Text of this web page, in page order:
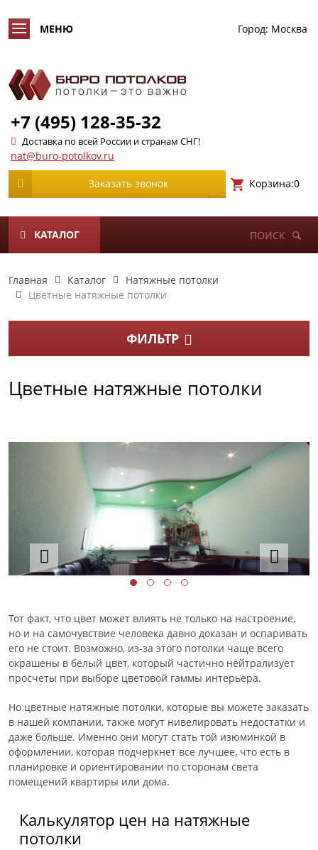
Город: Москва
+7 (495) 128-35-32
Доставка по всей России и странам СНГ!
nat@buro-potolkov.ru
Заказать звонок Корзина:0
КАТАЛОГ ПОИСК
Главная Каталог
Натяжные потолки
Цветные натяжные потолки
ФИЛЬТР
Цветные натяжные потолки
Тот факт, что цвет может влиять не только на настроение,
но и на самочувствие человека давно доказан и оспаривать
его не стоит. Возможно, из-за этого потолки чаще всего
окрашены в белый цвет, который частично нейтрализует
просчеты при выборе цветовой гаммы интерьера.
Но цветные натяжные потолки, которые вы можете заказать
в нашей компании, также могут нивелировать недостатки и
даже больше. Именно они могут стать той изюминкой в
оформлении, которая подчеркнет все лучшее, что есть в
планировке и ориентировании по сторонам света
помещений квартиры или дома.
Калькулятор цен на натяжные
потолки